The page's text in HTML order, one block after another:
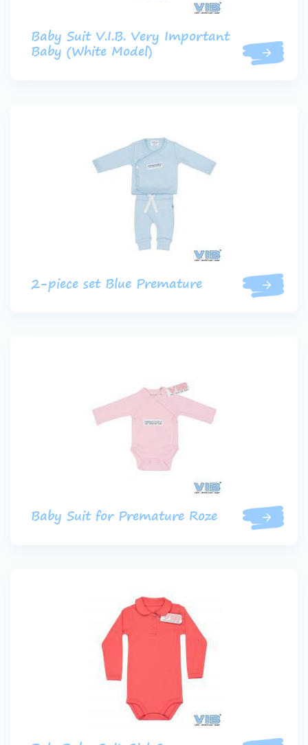
Baby Suit V.I.B. Very Important
Baby (White Model)
2-piece set Blue Premature
Baby Suit for Premature Roze